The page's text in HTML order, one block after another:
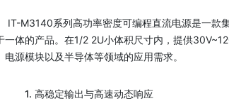
IT-M3140系列高功率密度可编程直流电源是一款
一体的产品。在1/2 2U小体积尺寸内，提供
电源模块以及半导体等领域的应用需求。
1. 高稳定输出与高速动态响应